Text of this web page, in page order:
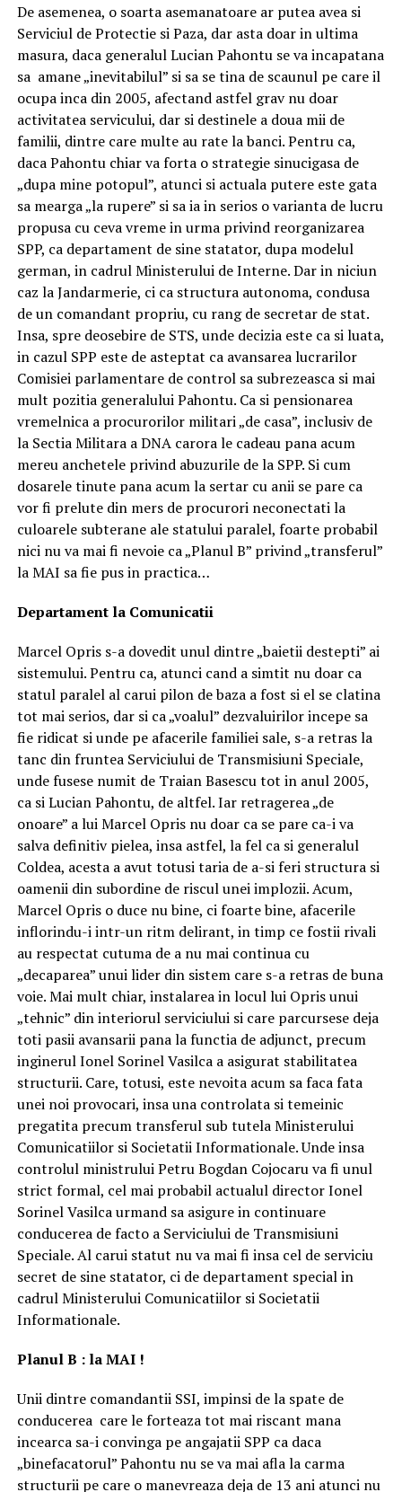
De asemenea, o soarta asemanatoare ar putea avea si
Serviciul de Protectie si Paza, dar asta doar in ultima
masura, daca generalul Lucian Pahontu se va incapatana
sa amane „inevitabilul” si sa se tina de scaunul pe care il
ocupa inca din 2005, afectand astfel grav nu doar
activitatea servicului, dar si destinele a doua mii de
familii, dintre care multe au rate la banci. Pentru ca,
daca Pahontu chiar va forta o strategie sinucigasa de
„dupa mine potopul”, atunci si actuala putere este gata
sa mearga „la rupere” si sa ia in serios o varianta de lucru
propusa cu ceva vreme in urma privind reorganizarea
SPP, ca departament de sine statator, dupa modelul
german, in cadrul Ministerului de Interne. Dar in niciun
caz la Jandarmerie, ci ca structura autonoma, condusa
de un comandant propriu, cu rang de secretar de stat.
Insa, spre deosebire de STS, unde decizia este ca si luata,
in cazul SPP este de asteptat ca avansarea lucrarilor
Comisiei parlamentare de control sa subrezeasca si mai
mult pozitia generalului Pahontu. Ca si pensionarea
vremelnica a procurorilor militari „de casa”, inclusiv de
la Sectia Militara a DNA carora le cadeau pana acum
mereu anchetele privind abuzurile de la SPP. Si cum
dosarele tinute pana acum la sertar cu anii se pare ca
vor fi prelute din mers de procurori neconectati la
culoarele subterane ale statului paralel, foarte probabil
nici nu va mai fi nevoie ca „Planul B” privind „transferul”
la MAI sa fie pus in practica…
Departament la Comunicatii
Marcel Opris s-a dovedit unul dintre „baietii destepti” ai
sistemului. Pentru ca, atunci cand a simtit nu doar ca
statul paralel al carui pilon de baza a fost si el se clatina
tot mai serios, dar si ca „voalul” dezvaluirilor incepe sa
fie ridicat si unde pe afacerile familiei sale, s-a retras la
tanc din fruntea Serviciului de Transmisiuni Speciale,
unde fusese numit de Traian Basescu tot in anul 2005,
ca si Lucian Pahontu, de altfel. Iar retragerea „de
onoare” a lui Marcel Opris nu doar ca se pare ca-i va
salva definitiv pielea, insa astfel, la fel ca si generalul
Coldea, acesta a avut totusi taria de a-si feri structura si
oamenii din subordine de riscul unei implozii. Acum,
Marcel Opris o duce nu bine, ci foarte bine, afacerile
inflorindu-i intr-un ritm delirant, in timp ce fostii rivali
au respectat cutuma de a nu mai continua cu
„decaparea” unui lider din sistem care s-a retras de buna
voie. Mai mult chiar, instalarea in locul lui Opris unui
„tehnic” din interiorul serviciului si care parcursese deja
toti pasii avansarii pana la functia de adjunct, precum
inginerul Ionel Sorinel Vasilca a asigurat stabilitatea
structurii. Care, totusi, este nevoita acum sa faca fata
unei noi provocari, insa una controlata si temeinic
pregatita precum transferul sub tutela Ministerului
Comunicatiilor si Societatii Informationale. Unde insa
controlul ministrului Petru Bogdan Cojocaru va fi unul
strict formal, cel mai probabil actualul director Ionel
Sorinel Vasilca urmand sa asigure in continuare
conducerea de facto a Serviciului de Transmisiuni
Speciale. Al carui statut nu va mai fi insa cel de serviciu
secret de sine statator, ci de departament special in
cadrul Ministerului Comunicatiilor si Societatii
Informationale.
Planul B : la MAI !
Unii dintre comandantii SSI, impinsi de la spate de
conducerea care le forteaza tot mai riscant mana
incearca sa-i convinga pe angajatii SPP ca daca
„binefacatorul” Pahontu nu se va mai afla la carma
structurii pe care o manevreaza deja de 13 ani atunci nu